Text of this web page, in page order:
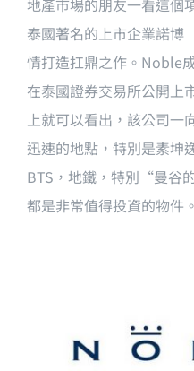
地產市場的朋友一看這個
泰國著名的上市企業諾博
情打造扛鼎之作。 Noble
在泰國證券交易所公開上
上就可以看出，該公司一
迅速的地點， 特別是素坤
BTS，地鐵，特別“曼谷
都是非常值得投資的物件。